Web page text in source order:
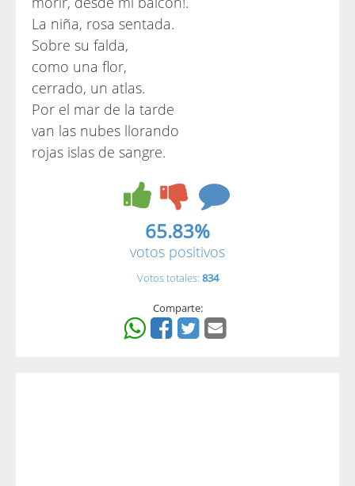
La niña, rosa sentada.
Sobre su falda,
como una flor,
cerrado, un atlas.
Por el mar de la tarde
van las nubes llorando
rojas islas de sangre.
65.83%
votos positivos
Votos totales: 834
Comparte: